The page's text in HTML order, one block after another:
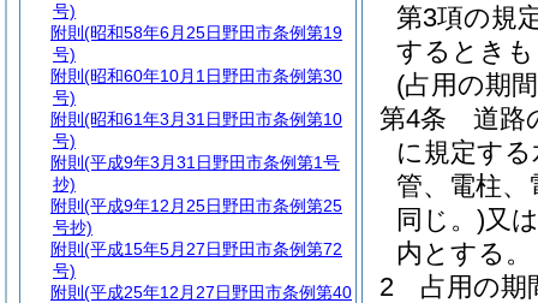
第3項の規
するとき
(占用の期
第4条
道路
に規定す
管、電柱、
同じ。)又
内とする。
2
占用の期
号)
附則 (昭和58年6月25日野田市条例第19
号)
附則 (昭和60年10月1日野田市条例第30
号)
附則 (昭和61年3月31日野田市条例第10
号)
附則 (平成9年3月31日野田市条例第1号
抄)
附則 (平成9年12月25日野田市条例第25
号抄)
附則 (平成15年5月27日野田市条例第72
号)
附則 (平成25年12月27日野田市条例第40